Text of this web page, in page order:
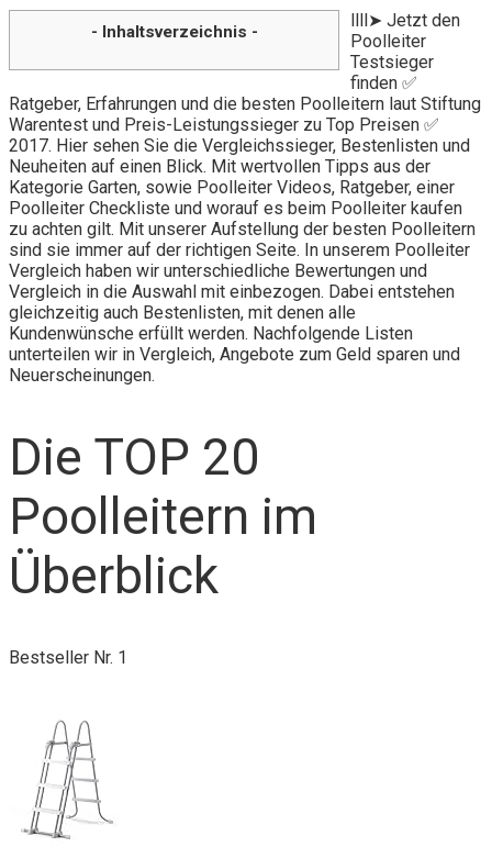
- Inhaltsverzeichnis -
llll➤ Jetzt den
Poolleiter
Testsieger
finden ✅
Ratgeber, Erfahrungen und die besten Poolleitern laut Stiftung
Warentest und Preis-Leistungssieger zu Top Preisen ✅
2017. Hier sehen Sie die Vergleichssieger, Bestenlisten und
Neuheiten auf einen Blick. Mit wertvollen Tipps aus der
Kategorie Garten, sowie Poolleiter Videos, Ratgeber, einer
Poolleiter Checkliste und worauf es beim Poolleiter kaufen
zu achten gilt. Mit unserer Aufstellung der besten Poolleitern
sind sie immer auf der richtigen Seite. In unserem Poolleiter
Vergleich haben wir unterschiedliche Bewertungen und
Vergleich in die Auswahl mit einbezogen. Dabei entstehen
gleichzeitig auch Bestenlisten, mit denen alle
Kundenwünsche erfüllt werden. Nachfolgende Listen
unterteilen wir in Vergleich, Angebote zum Geld sparen und
Neuerscheinungen.
Die TOP 20
Poolleitern im
Überblick
Bestseller Nr. 1